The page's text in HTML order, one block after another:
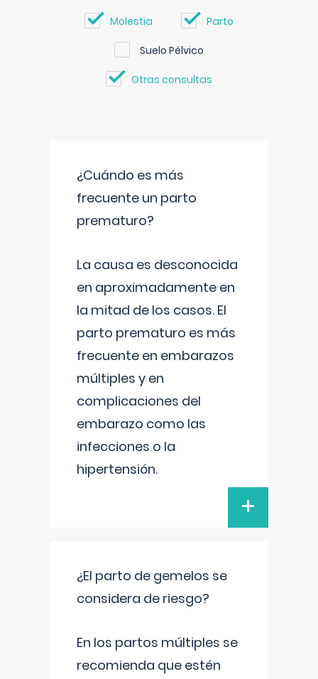
Molestia Parto
Suelo Pélvico
Otras consultas
¿Cuándo es más
frecuente un parto
prematuro?
La causa es desconocida
en aproximadamente en
la mitad de los casos. El
parto prematuro es más
frecuente en embarazos
múltiples y en
complicaciones del
embarazo como las
infecciones o la
hipertensión.
+
¿El parto de gemelos se
considera de riesgo?
En los partos múltiples se
recomienda que estén